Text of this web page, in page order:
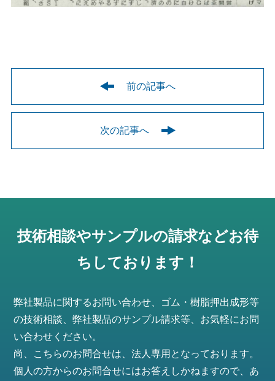
前の記事へ
次の記事へ
技術相談やサンプルの請求などお待
ちしております！
弊社製品に関するお問い合わせ、ゴム・樹脂押出成形等
の技術相談、弊社製品のサンプル請求等、お気軽にお問
い合わせください。
尚、こちらのお問合せは、法人専用となっております。
個人の方からのお問合せにはお答えしかねますので、あ